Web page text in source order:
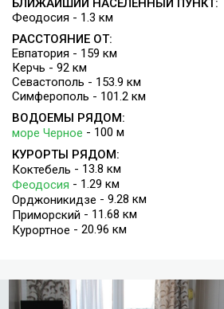
БЛИЖАЙШИЙ НАСЕЛЕННЫЙ ПУНКТ:
Феодосия - 1.3 км
РАССТОЯНИЕ ОТ:
Евпатория - 159 км
Керчь - 92 км
Севастополь - 153.9 км
Симферополь - 101.2 км
ВОДОЕМЫ РЯДОМ:
море Черное - 100 м
КУРОРТЫ РЯДОМ:
Коктебель - 13.8 км
Феодосия - 1.29 км
Орджоникидзе - 9.28 км
Приморский - 11.68 км
Курортное - 20.96 км